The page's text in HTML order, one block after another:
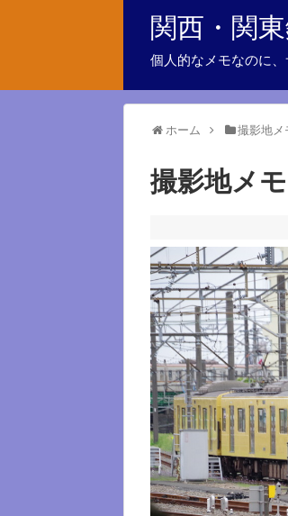
関西・関
個人的なメモなのに
ホーム 撮影地メ
撮影地メ